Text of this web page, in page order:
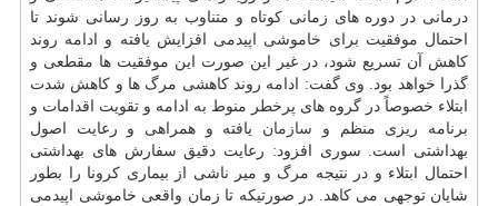
درمانی در دوره های زمانی کوتاه و متناوب به روز رسانی شوند تا
احتمال موفقیت برای خاموشی اپیدمی افزایش یافته و ادامه روند
کاهش آن تسریع شود، در غیر این صورت این موفقیت ها مقطعی و
گذرا خواهد بود. وی گفت: ادامه روند کاهشی مرگ ها و کاهش شدت
ابتلاء خصوصاً در گروه های پرخطر منوط به ادامه و تقویت اقدامات و
برنامه ریزی منظم و سازمان یافته و همراهی و رعایت اصول
بهداشتی است. سوری افزود: رعایت دقیق سفارش های بهداشتی
احتمال ابتلاء و در نتیجه مرگ و میر ناشی از بیماری کرونا را بطور
شایان توجهی می کاهد. در صورتیکه تا زمان واقعی خاموشی اپیدمی